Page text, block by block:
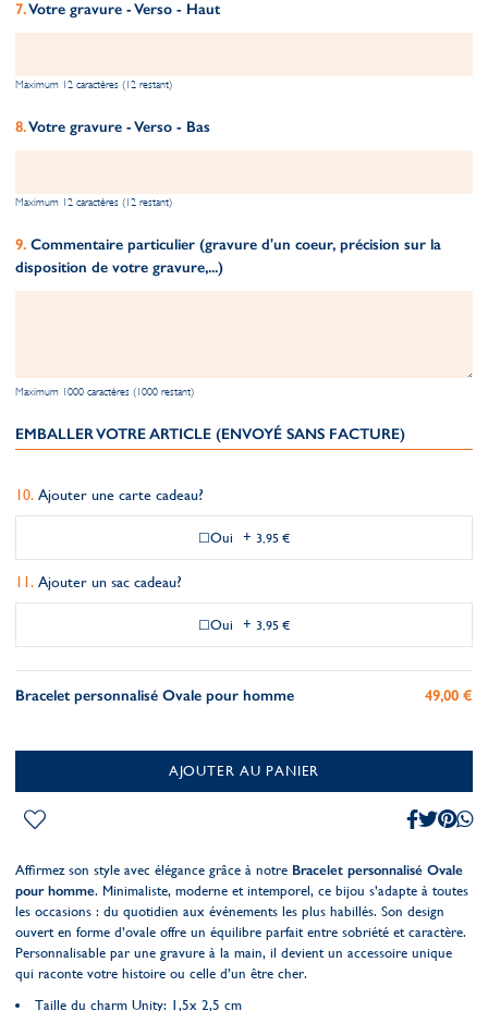
Votre gravure - Verso - Haut
Maximum 12 caractères (12 restant)
Votre gravure - Verso - Bas
Maximum 12 caractères (12 restant)
Commentaire particulier (gravure d'un coeur, précision sur la
disposition de votre gravure,...)
Maximum 1000 caractères (1000 restant)
EMBALLER VOTRE ARTICLE (ENVOYÉ SANS FACTURE)
Ajouter une carte cadeau?
Oui + 3,95 €
Ajouter un sac cadeau?
Oui + 3,95 €
Bracelet personnalisé Ovale pour homme 49,00 €
AJOUTER AU PANIER
Affirmez son style avec élégance grâce à notre Bracelet personnalisé Ovale
pour homme. Minimaliste, moderne et intemporel, ce bijou s’adapte à toutes
les occasions : du quotidien aux événements les plus habillés. Son design
ouvert en forme d’ovale offre un équilibre parfait entre sobriété et caractère.
Personnalisable par une gravure à la main, il devient un accessoire unique
qui raconte votre histoire ou celle d’un être cher.
Taille du charm Unity: 1,5x 2,5 cm